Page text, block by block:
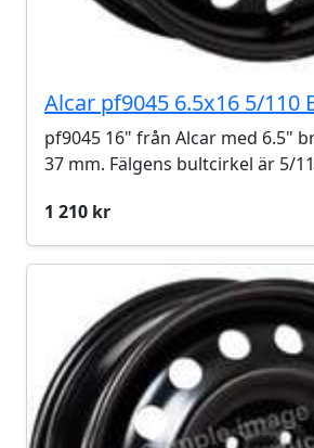
Alcar pf9045 6.5x16 5/110
pf9045 16" från Alcar med 6.5"
37 mm. Fälgens bultcirkel är 5/
1 210 kr